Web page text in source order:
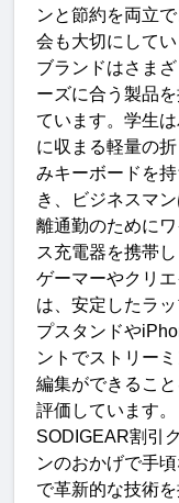
ンと節約を両立
会も大切にして
ブランドはさま
ーズに合う製品
ています。学生
に収まる軽量の
みキーボードを
き、ビジネスマ
離通勤のために
ス充電器を携帯し
ゲーマーやクリ
は、安定したラ
プスタンドや
ントでストリー
編集ができること
評価しています。
SODIGEAR割引
ンのおかげで手
で革新的な技術